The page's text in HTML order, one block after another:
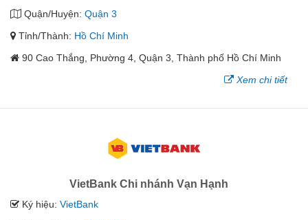
Quận/Huyện: Quận 3
Tỉnh/Thành: Hồ Chí Minh
90 Cao Thắng, Phường 4, Quận 3, Thành phố Hồ Chí Minh
Xem chi tiết
VietBank Chi nhánh Vạn Hạnh
Ký hiệu: VietBank